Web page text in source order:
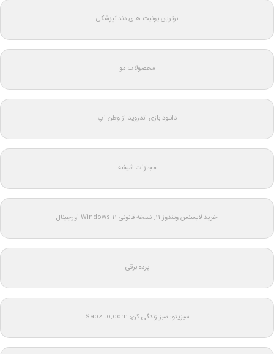
برترین یونیت های دندانپزشکی
محصولات مو
دانلود بازی اندروید از وطن اپ
مجازات شیشه
خرید لایسنس ویندوز 11: نسخه قانونی Windows 11 اورجینال
پرده برقی
سبزیتو: سبز زندگی کن: Sabzito.com